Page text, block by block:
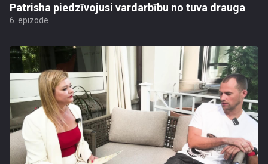
Patrisha piedzīvojusi vardarbību no tuva drauga
6. epizode